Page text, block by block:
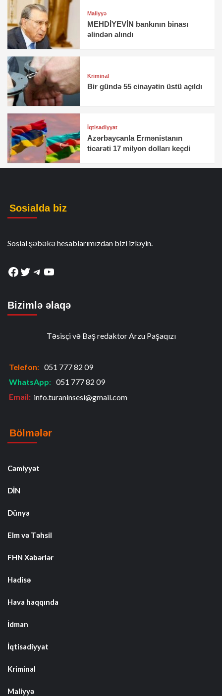
Maliyyə
MEHDİYEVİN bankının binası
əlindən alındı
Kriminal
Bir gündə 55 cinayətin üstü açıldı
İqtisadiyyat
Azərbaycanla Ermənistanın
ticarəti 17 milyon dolları keçdi
Sosialda biz
Sosial şəbəkə hesablarımızdan bizi izləyin.
Facebook
Twitter
Telegram
YouTube
Bizimlə əlaqə
Təsisçi və Baş redaktor Arzu Paşaqızı
Telefon: 051 777 82 09
WhatsApp: 051 777 82 09
Email: info.turaninsesi@gmail.com
Bölmələr
Cəmiyyət
DİN
Dünya
Elm və Təhsil
FHN Xəbərlər
Hadisə
Hava haqqında
İdman
İqtisadiyyat
Kriminal
Maliyyə